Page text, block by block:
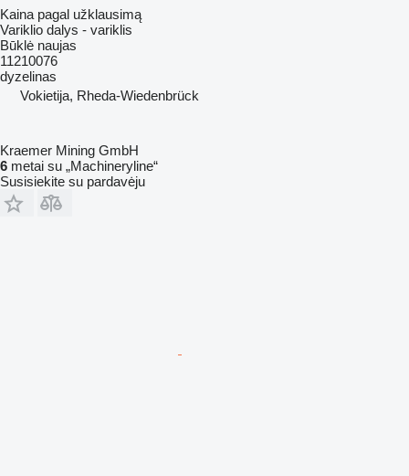
Kaina pagal užklausimą
Variklio dalys - variklis
Būklė naujas
11210076
dyzelinas
Vokietija, Rheda-Wiedenbrück
Kraemer Mining GmbH
6 metai su „Machineryline“
Susisiekite su pardavėju